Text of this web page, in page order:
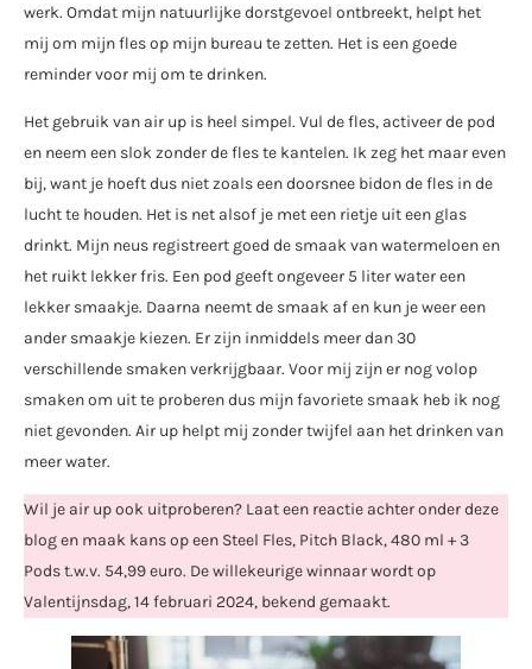
werk. Omdat mijn natuurlijke dorstgevoel ontbreekt, helpt het
mij om mijn fles op mijn bureau te zetten. Het is een goede
reminder voor mij om te drinken.
Het gebruik van air up is heel simpel. Vul de fles, activeer de pod
en neem een slok zonder de fles te kantelen. Ik zeg het maar even
bij, want je hoeft dus niet zoals een doorsnee bidon de fles in de
lucht te houden. Het is net alsof je met een rietje uit een glas
drinkt. Mijn neus registreert goed de smaak van watermeloen en
het ruikt lekker fris. Een pod geeft ongeveer 5 liter water een
lekker smaakje. Daarna neemt de smaak af en kun je weer een
ander smaakje kiezen. Er zijn inmiddels meer dan 30
verschillende smaken verkrijgbaar. Voor mij zijn er nog volop
smaken om uit te proberen dus mijn favoriete smaak heb ik nog
niet gevonden. Air up helpt mij zonder twijfel aan het drinken van
meer water.
Wil je air up ook uitproberen? Laat een reactie achter onder deze
blog en maak kans op een Steel Fles, Pitch Black, 480 ml + 3
Pods t.w.v. 54,99 euro. De willekeurige winnaar wordt op
Valentijnsdag, 14 februari 2024, bekend gemaakt.